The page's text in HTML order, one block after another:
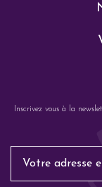
Inscrivez vous à la